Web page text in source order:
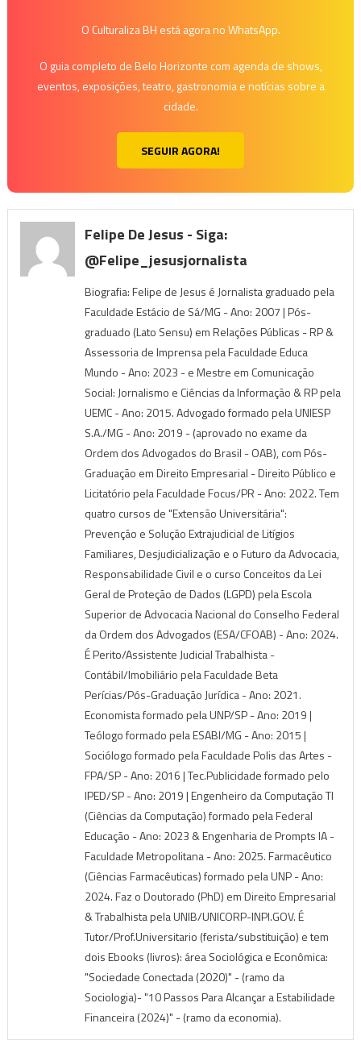
O Culturaliza BH está agora no WhatsApp.
O guia completo de Belo Horizonte com agenda de shows,
eventos, exposições, teatro, gastronomia e notícias sobre a
cidade.
SEGUIR AGORA!
Felipe De Jesus - Siga:
@felipe_jesusjornalista
Biografia: Felipe de Jesus é Jornalista graduado pela
Faculdade Estácio de Sá/MG - Ano: 2007 | Pós-
graduado (Lato Sensu) em Relações Públicas - RP &
Assessoria de Imprensa pela Faculdade Educa
Mundo - Ano: 2023 - e Mestre em Comunicação
Social: Jornalismo e Ciências da Informação & RP pela
UEMC - Ano: 2015. Advogado formado pela UNIESP
S.A./MG - Ano: 2019 - (aprovado no exame da
Ordem dos Advogados do Brasil - OAB), com Pós-
Graduação em Direito Empresarial - Direito Público e
Licitatório pela Faculdade Focus/PR - Ano: 2022. Tem
quatro cursos de "Extensão Universitária":
Prevenção e Solução Extrajudicial de Litígios
Familiares, Desjudicialização e o Futuro da Advocacia,
Responsabilidade Civil e o curso Conceitos da Lei
Geral de Proteção de Dados (LGPD) pela Escola
Superior de Advocacia Nacional do Conselho Federal
da Ordem dos Advogados (ESA/CFOAB) - Ano: 2024.
É Perito/Assistente Judicial Trabalhista -
Contábil/Imobiliário pela Faculdade Beta
Perícias/Pós-Graduação Jurídica - Ano: 2021.
Economista formado pela UNP/SP - Ano: 2019 |
Teólogo formado pela ESABI/MG - Ano: 2015 |
Sociólogo formado pela Faculdade Polis das Artes -
FPA/SP - Ano: 2016 | Tec.Publicidade formado pelo
IPED/SP - Ano: 2019 | Engenheiro da Computação TI
(Ciências da Computação) formado pela Federal
Educação - Ano: 2023 & Engenharia de Prompts IA -
Faculdade Metropolitana - Ano: 2025. Farmacêutico
(Ciências Farmacêuticas) formado pela UNP - Ano:
2024. Faz o Doutorado (PhD) em Direito Empresarial
& Trabalhista pela UNIB/UNICORP-INPI.GOV. É
Tutor/Prof.Universitario (ferista/substituição) e tem
dois Ebooks (livros): área Sociológica e Econômica:
"Sociedade Conectada (2020)" - (ramo da
Sociologia)- "10 Passos Para Alcançar a Estabilidade
Financeira (2024)" - (ramo da economia).